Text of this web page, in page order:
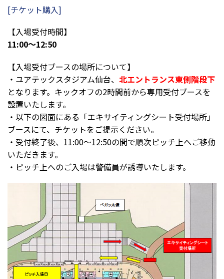
[チケット購入]
【入場受付時間】
11:00～12:50
【入場受付ブースの場所について】
・ユアテックスタジアム仙台、 北エントランス東側階段下
となります。キックオフの2時間前から専用受付ブースを
設置いたします。
・以下の図面にある「エキサイティングシート受付場所」
ブースにて、チケットをご提示ください。
・受付終了後、11:00～12:50の間で順次ピッチ上へご移動
いただきます。
・ピッチ上へのご入場は警備員が誘導いたします。